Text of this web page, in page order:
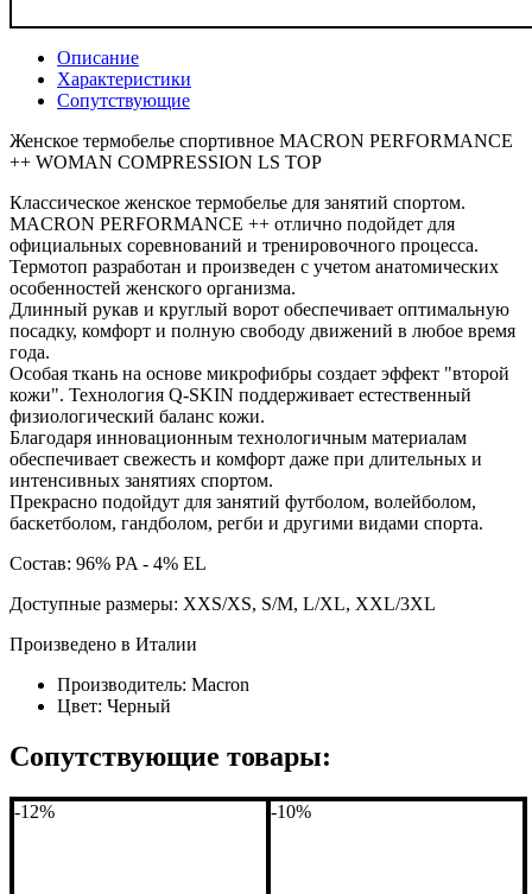
Описание
Характеристики
Сопутствующие
Женское термобелье спортивное MACRON PERFORMANCE
++ WOMAN COMPRESSION LS TOP
Классическое женское термобелье для занятий спортом.
MACRON PERFORMANCE ++ отлично подойдет для
официальных соревнований и тренировочного процесса.
Термотоп разработан и произведен с учетом анатомических
особенностей женского организма.
Длинный рукав и круглый ворот обеспечивает оптимальную
посадку, комфорт и полную свободу движений в любое время
года.
Особая ткань на основе микрофибры создает эффект "второй
кожи". Технология Q-SKIN поддерживает естественный
физиологический баланс кожи.
Благодаря инновационным технологичным материалам
обеспечивает свежесть и комфорт даже при длительных и
интенсивных занятиях спортом.
Прекрасно подойдут для занятий футболом, волейболом,
баскетболом, гандболом, регби и другими видами спорта.
Состав: 96% PA - 4% EL
Доступные размеры: XXS/XS, S/M, L/XL, XXL/3XL
Произведено в Италии
Производитель: Macron
Цвет: Черный
Сопутствующие товары:
-12% -10%